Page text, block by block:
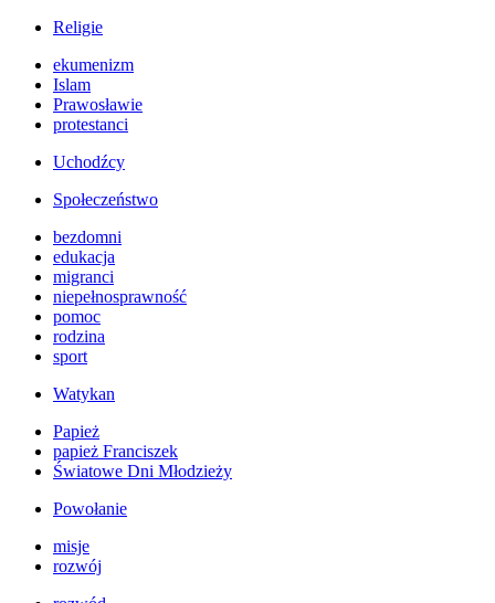
Religie
ekumenizm
Islam
Prawosławie
protestanci
Uchodźcy
Społeczeństwo
bezdomni
edukacja
migranci
niepełnosprawność
pomoc
rodzina
sport
Watykan
Papież
papież Franciszek
Światowe Dni Młodzieży
Powołanie
misje
rozwój